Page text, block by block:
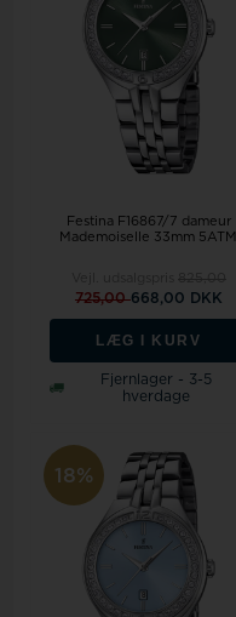
Festina F16867/7 dameur
Mademoiselle 33mm 5ATM
725,00668,00 DKK
LÆG I KURV
Fjernlager - 3-5
hverdage
18%